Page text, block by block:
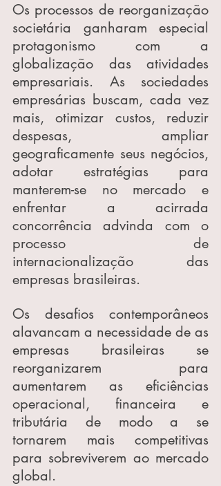
Os processos de reorganização
societária ganharam especial
protagonismo com a
globalização das atividades
empresariais. As sociedades
empresárias buscam, cada vez
mais, otimizar custos, reduzir
despesas, ampliar
geograficamente seus negócios,
adotar estratégias para
manterem-se no mercado e
enfrentar a acirrada
concorrência advinda com o
processo de
internacionalização das
empresas brasileiras.
Os desafios contemporâneos
alavancam a necessidade de as
empresas brasileiras se
reorganizarem para
aumentarem as eficiências
operacional, financeira e
tributária de modo a se
tornarem mais competitivas
para sobreviverem ao mercado
global.